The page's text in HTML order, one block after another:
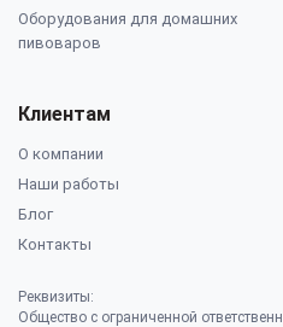
Оборудования для домашних
пивоваров
Клиентам
О компании
Наши работы
Блог
Контакты
Реквизиты:
Общество с ограниченной